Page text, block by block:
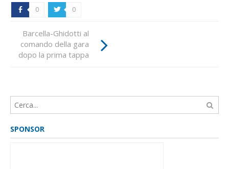
b 0 a 0
Scopri il percorso
della Winter
Marathon 2020
Barcella-Ghidotti al
comando della gara
dopo la prima tappa
SPONSOR